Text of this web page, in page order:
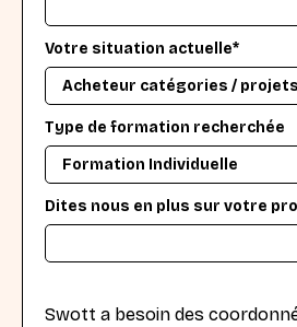
Votre situation actuelle*
Type de formation recherchée
Dites nous en plus sur votre
Swott a besoin des